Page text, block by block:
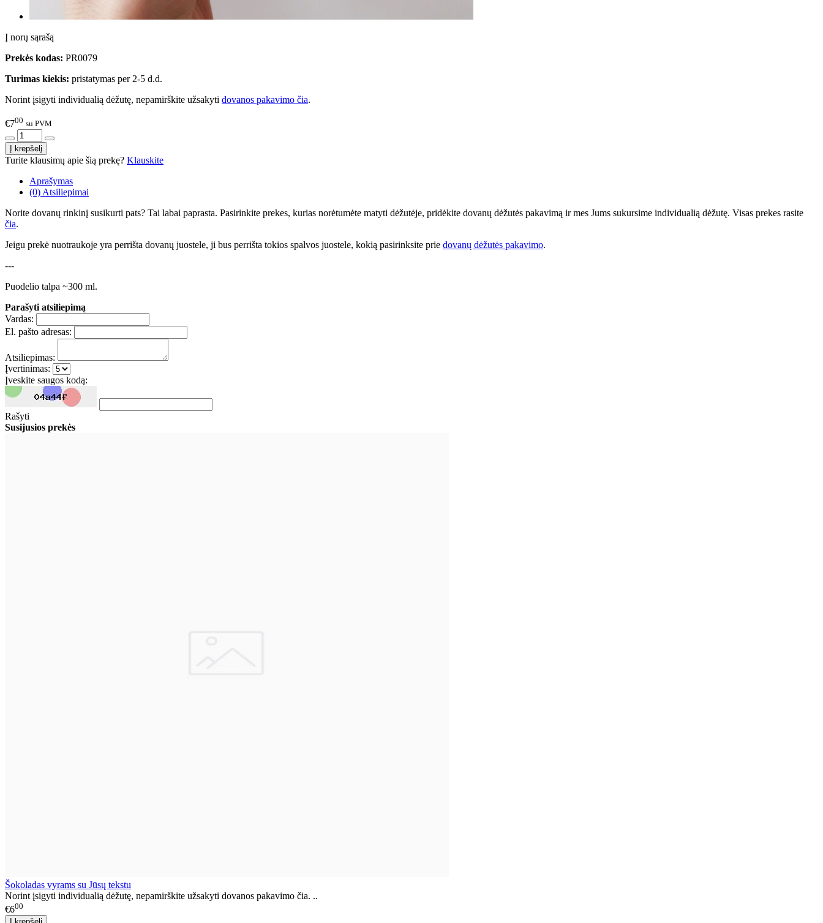
Į norų sąrašą
Prekės kodas: PR0079
Turimas kiekis: pristatymas per 2-5 d.d.
Norint įsigyti individualią dėžutę, nepamirškite užsakyti dovanos pakavimo čia.
€700 su PVM
Turite klausimų apie šią prekę? Klauskite
Aprašymas
(0) Atsiliepimai
Norite dovanų rinkinį susikurti pats? Tai labai paprasta. Pasirinkite prekes, kurias norėtumėte matyti dėžutėje, pridėkite dovanų dėžutės pakavimą ir mes Jums sukursime individualią dėžutę. Visas prekes rasite
čia.
Jeigu prekė nuotraukoje yra perrišta dovanų juostele, ji bus perrišta tokios spalvos juostele, kokią pasirinksite prie dovanų dėžutės pakavimo.
---
Puodelio talpa ~300 ml.
Parašyti atsiliepimą
Vardas:
El. pašto adresas:
Atsiliepimas:
Įvertinimas:
Įveskite saugos kodą:
Rašyti
Susijusios prekės
Šokoladas vyrams su Jūsų tekstu
Norint įsigyti individualią dėžutę, nepamirškite užsakyti dovanos pakavimo čia. ..
€600